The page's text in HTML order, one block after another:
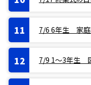
7/6 6年生 家
7/9 1〜3年生